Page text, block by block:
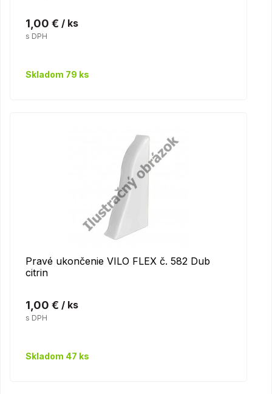
1,00 € / ks
s DPH
Skladom 79 ks
Pravé ukončenie VILO FLEX č. 582 Dub
citrin
1,00 € / ks
s DPH
Skladom 47 ks